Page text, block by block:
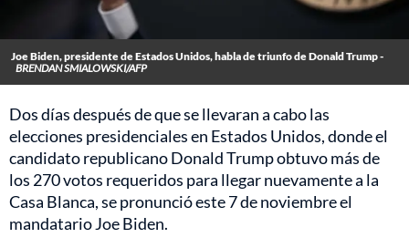
Joe Biden, presidente de Estados Unidos, habla de triunfo de Donald Trump -
BRENDAN SMIALOWSKI/AFP
Dos días después de que se llevaran a cabo las
elecciones presidenciales en Estados Unidos, donde el
candidato republicano Donald Trump obtuvo más de
los 270 votos requeridos para llegar nuevamente a la
Casa Blanca, se pronunció este 7 de noviembre el
mandatario Joe Biden.